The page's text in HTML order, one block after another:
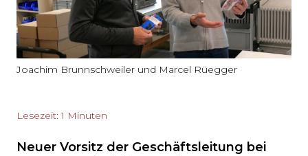
Joachim Brunnschweiler und Marcel Rüegger
Lesezeit: 1 Minuten
Neuer Vorsitz der Geschäftsleitung bei